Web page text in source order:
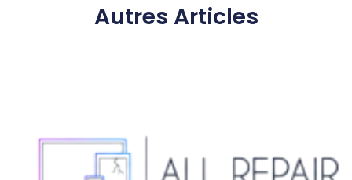
Autres Articles